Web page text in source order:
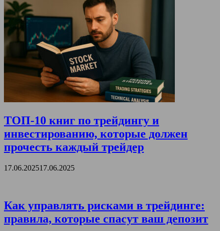
ТОП-10 книг по трейдингу и
инвестированию, которые должен
прочесть каждый трейдер
17.06.202517.06.2025
Как управлять рисками в трейдинге:
правила, которые спасут ваш депозит